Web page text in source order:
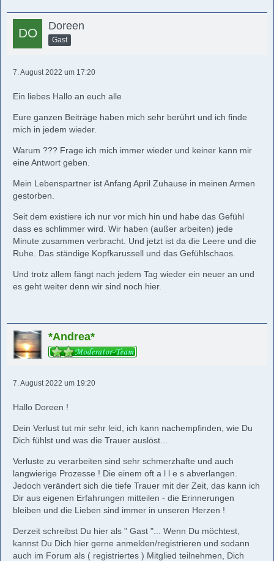
Doreen
Gast
7. August 2022 um 17:20
Ein liebes Hallo an euch alle
Eure ganzen Beiträge haben mich sehr berührt und ich finde
mich in jedem wieder.
Warum ??? Frage ich mich immer wieder und keiner kann mir
eine Antwort geben.
Mein Lebenspartner ist Anfang April Zuhause in meinen Armen
gestorben.
Seit dem existiere ich nur vor mich hin und habe das Gefühl
dass es schlimmer wird. Wir haben (außer arbeiten) jede
Minute zusammen verbracht. Und jetzt ist da die Leere und die
Ruhe. Das ständige Kopfkarussell und das Gefühlschaos.
Und trotz allem fängt nach jedem Tag wieder ein neuer an und
es geht weiter denn wir sind noch hier.
*Andrea*
7. August 2022 um 19:20
Hallo Doreen !
Dein Verlust tut mir sehr leid, ich kann nachempfinden, wie Du
Dich fühlst und was die Trauer auslöst...
Verluste zu verarbeiten sind sehr schmerzhafte und auch
langwierige Prozesse ! Die einem oft a l l e s abverlangen.
Jedoch verändert sich die tiefe Trauer mit der Zeit, das kann ich
Dir aus eigenen Erfahrungen mitteilen - die Erinnerungen
bleiben und die Lieben sind immer in unseren Herzen !
Derzeit schreibst Du hier als " Gast "... Wenn Du möchtest,
kannst Du Dich hier gerne anmelden/registrieren und sodann
auch im Forum als ( registriertes ) Mitglied teilnehmen, Dich